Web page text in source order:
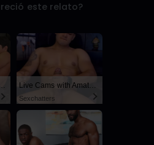
este relato?
Live Cams with Amateur Men
Sexchatters